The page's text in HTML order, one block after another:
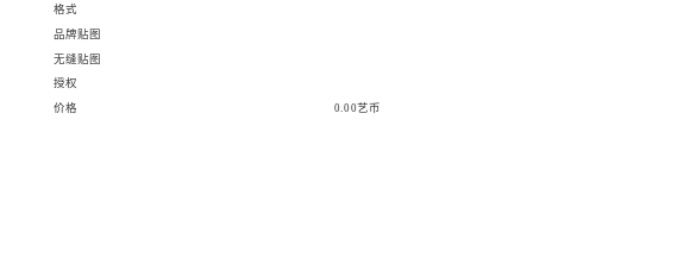
格式
品牌贴图
无缝贴图
授权
价格 0.00艺币